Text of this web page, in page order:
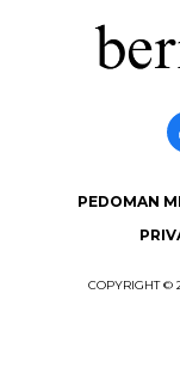
PEDOMAN
COPYRIGHT ©